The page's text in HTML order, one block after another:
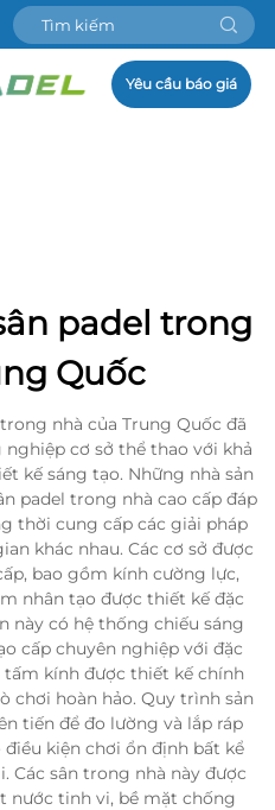
Yêu cầu báo giá
padel trong
Quốc
nhà của Trung Quốc đã
cơ sở thể thao với khả
kế sáng tạo. Những nhà sản
padel trong nhà cao cấp đáp
thời cung cấp các giải pháp
khác nhau. Các cơ sở được
bao gồm kính cường lực,
nhân tạo được thiết kế đặc
này có hệ thống chiếu sáng
cấp chuyên nghiệp với đặc
kính được thiết kế chính
chơi hoàn hảo. Quy trình sản
tiến để đo lường và lắp ráp
điều kiện chơi ổn định bất kể
Các sân trong nhà này được
nước tinh vi, bề mặt chống